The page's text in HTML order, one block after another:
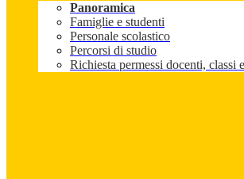
Panoramica
Famiglie e studenti
Personale scolastico
Percorsi di studio
Richiesta permessi docenti, classi